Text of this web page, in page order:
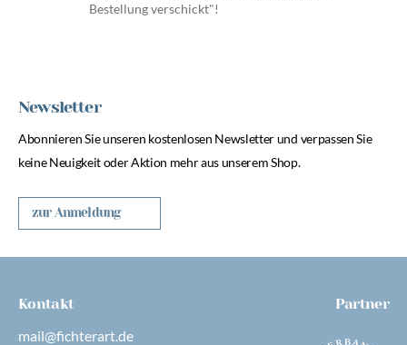
Bestellung verschickt"!
Newsletter
Abonnieren Sie unseren kostenlosen Newsletter und verpassen Sie
keine Neuigkeit oder Aktion mehr aus unserem Shop.
zur Anmeldung
Kontakt
mail@fichterart.de
Partner